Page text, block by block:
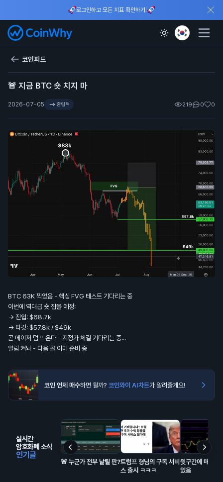
로그인하고 모든 지표 확인하기!
코인피드
🚨 지금 BTC 숏 치지 마
2026-07-05 중립적 219 0 0
BTC 63K 찍었음 - 핵심 FVG 테스트 기다리는 중
이번에 역대급 숏 잡을 예정:
-> 진입: $68.7k
-> 타깃: $57.8k / $49k
곧 메이저 덤프 온다 - 지정가 체결 기다리는 중...
알림 켜놔 - 다음 콜 이미 준비 중
코인 언제 매수하면 될까? 코인와이 AI차트가 알려줄게요!
실시간
암호화폐 소식
인기글
🚨 누군가 전부 날릴 판?트럼프 형님의 구독 서비
스 출시 ㅋㅋㅋ
윗구간에 매물
있음